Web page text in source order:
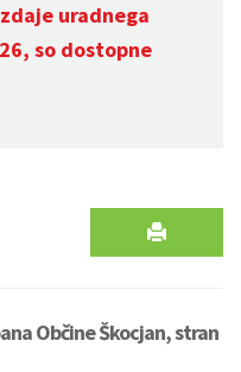
uradnega
so dostopne
Občine Škocjan, stran